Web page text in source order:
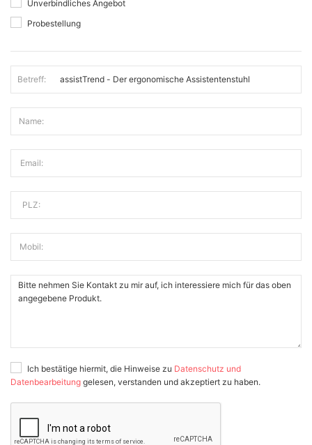
Unverbindliches Angebot
Probestellung
Betreff:
Name:
Email:
PLZ:
Mobil:
Ich bestätige hiermit, die Hinweise zu Datenschutz und
Datenbearbeitung gelesen, verstanden und akzeptiert zu haben.